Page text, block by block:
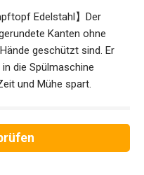
Edelstahl】Der
Kanten ohne
geschützt sind. Er
die Spülmaschine
und Mühe spart.